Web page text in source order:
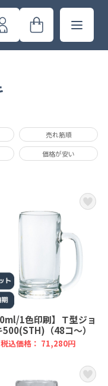
売れ筋順
価格が安い
1色印刷】Ｔ型ジョ
500(STH)（48コ～）
税込価格： 71,280円